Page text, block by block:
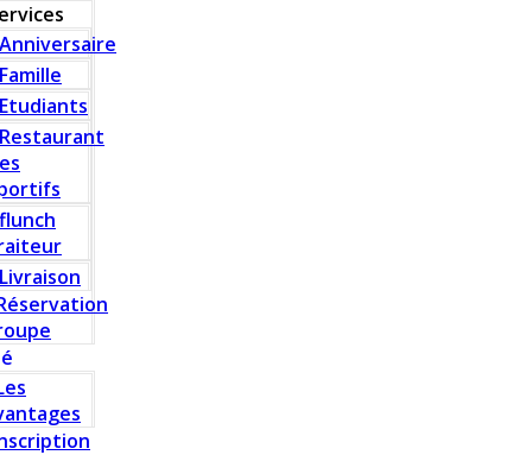
Anniversaire
Famille
Etudiants
Restaurant
flunch
Livraison